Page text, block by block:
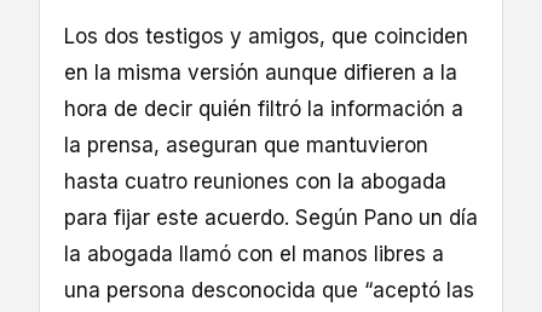
Los dos testigos y amigos, que coinciden
en la misma versión aunque difieren a la
hora de decir quién filtró la información a
la prensa, aseguran que mantuvieron
hasta cuatro reuniones con la abogada
para fijar este acuerdo. Según Pano un día
la abogada llamó con el manos libres a
una persona desconocida que “aceptó las